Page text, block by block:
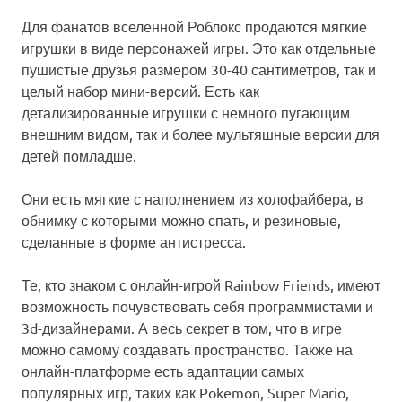
Для фанатов вселенной Роблокс продаются мягкие
игрушки в виде персонажей игры. Это как отдельные
пушистые друзья размером 30-40 сантиметров, так и
целый набор мини-версий. Есть как
детализированные игрушки с немного пугающим
внешним видом, так и более мультяшные версии для
детей помладше.
Они есть мягкие с наполнением из холофайбера, в
обнимку с которыми можно спать, и резиновые,
сделанные в форме антистресса.
Те, кто знаком с онлайн-игрой Rainbow Friends, имеют
возможность почувствовать себя программистами и
3d-дизайнерами. А весь секрет в том, что в игре
можно самому создавать пространство. Также на
онлайн-платформе есть адаптации самых
популярных игр, таких как Pokemon, Super Mario,